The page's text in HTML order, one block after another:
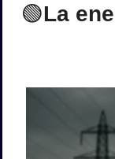
🟢La